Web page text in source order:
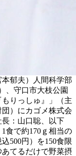
郁夫）人間科学部
、守口市大枝公園
りっしゅ』」（主
）にカゴメ株式会
：山口聡、以下
食で約170ｇ相当の
500円）を150食限
てるだけで野菜摂